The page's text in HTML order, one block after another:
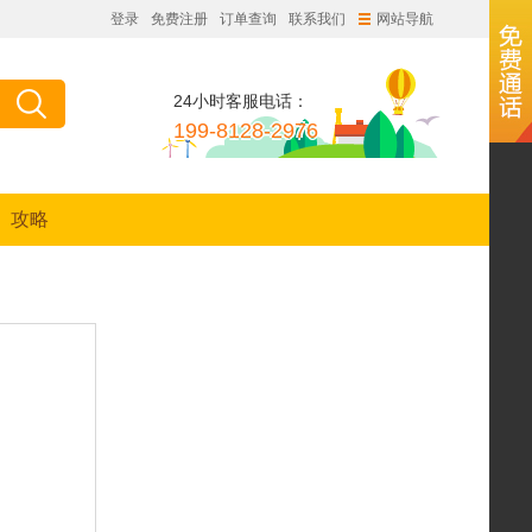
登录 免费注册 订单查询 联系我们 网站导航
24小时客服电话：
199-8128-2976
攻略